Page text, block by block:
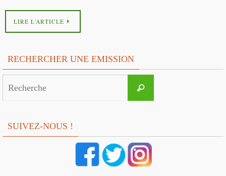
LIRE L’ARTICLE
RECHERCHER UNE EMISSION
Recherche
SUIVEZ-NOUS !